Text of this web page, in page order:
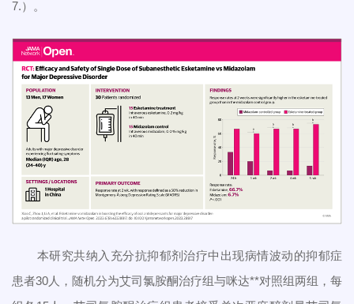
7.）。
本研究共纳入充分抗抑郁剂治疗中出现病情波动的抑郁症
患者30人，随机分为艾司氯胺酮治疗组与咪达**对照组两组，每